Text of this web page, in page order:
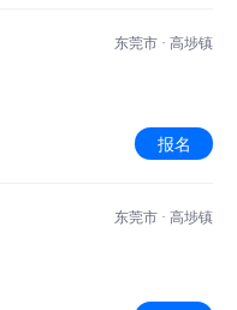
东莞市 · 高埗镇
报名
东莞市 · 高埗镇